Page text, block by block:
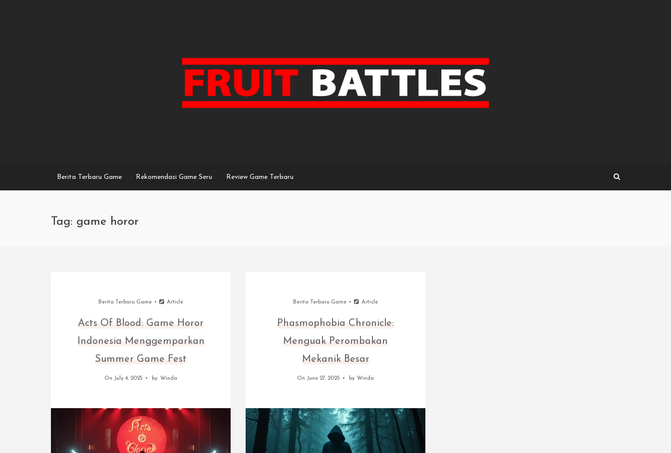
Berita Terbaru Game Rekomendasi Game Seru Review Game Terbaru
Tag: game horor
Berita Terbaru Game Article
Acts Of Blood: Game Horor
Indonesia Menggemparkan
Summer Game Fest
On July 4, 2025 by Winda
Berita Terbaru Game Article
Phasmophobia Chronicle:
Menguak Perombakan
Mekanik Besar
On June 27, 2025 by Winda